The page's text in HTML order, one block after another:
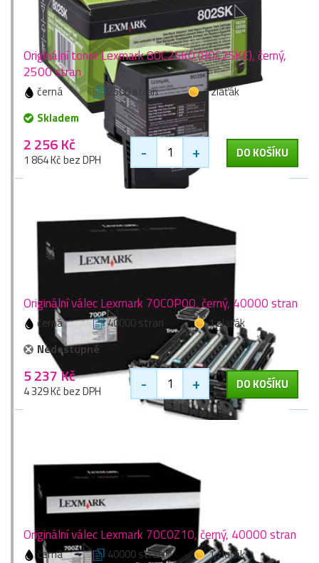
Originální toner Lexmark 80C2SK0 (80C2SKE), černý,
2500 stran
černá 2500 stran
1 zlaťák
Skladem
2 256 Kč
1 864 Kč bez DPH - + DO KOŠÍKU
Originální válec Lexmark 70C0P00, černý, 40000 stran
černá 40000 stran
1 zlaťák
Nedostupné
5 237 Kč
4 329 Kč bez DPH - + DO KOŠÍKU
Originální válec Lexmark 70C0Z10, černý, 40000 stran
černá 40000 stran
1 zlaťák